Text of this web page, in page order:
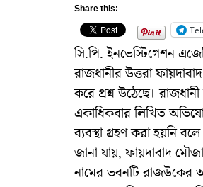
Share this:
সি.পি. ইনভেস্টিগেশন
রাজধানীর উত্তরা
করে প্রশ্ন উঠেছে।
একাধিকবার লিখিত
ব্যবস্থা গ্রহণ করা হয়নি
জানা যায়, ফায়দাবাদ
নামের ভবনটি রাজউকের